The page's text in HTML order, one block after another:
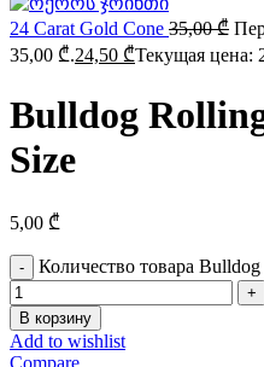
24 Carat Gold Cone 35,00₾
35,00 ₾.24,50 ₾Текущая цена:
Bulldog
Size
5,00 ₾
Количество товара
В корзину
Add to wishlist
Compare